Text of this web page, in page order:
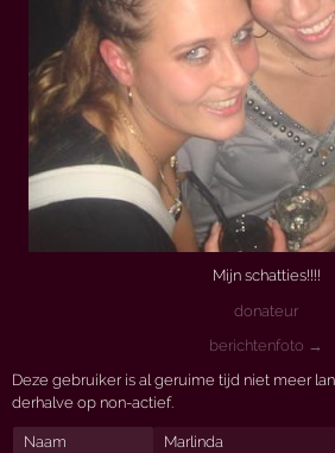
Mijn schatties!!!!
donateur
berichtenfoto →
Deze gebruiker is al geruime tijd niet meer
derhalve op non-actief.
Naam
Marlinda